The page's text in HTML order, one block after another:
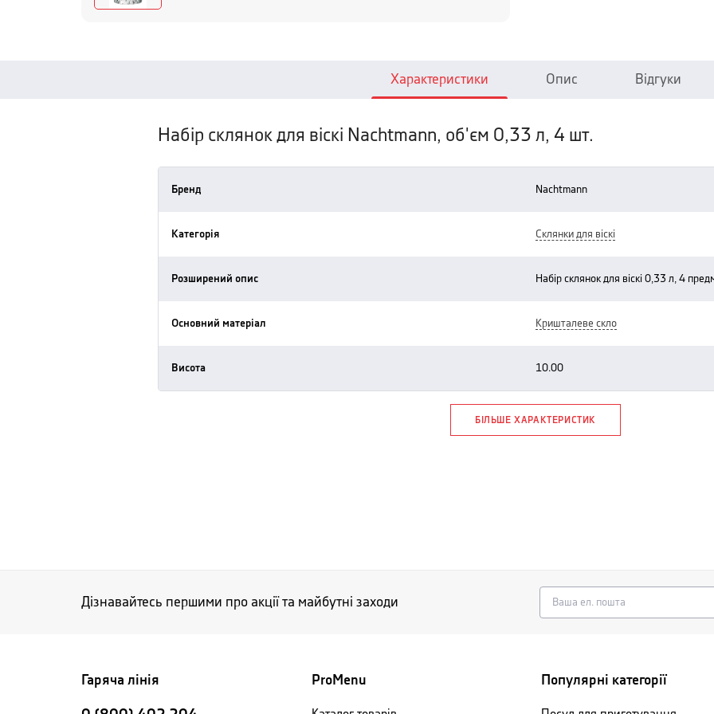
Характеристики Опис Відгуки
Набір склянок для віскі Nachtmann, об'єм 0,33 л, 4 шт.
Бренд nachtmann
Категорія склянки для віскі
Розширений опис набір склянок для віскі 0,33 л, 4
Основний матеріал кришталеве скло
Висота 10.00
БІЛЬШЕ ХАРАКТЕРИСТИК
Дізнавайтесь першими про акції та майбутні заходи
Гаряча лінія ProMenu Популярні категорії